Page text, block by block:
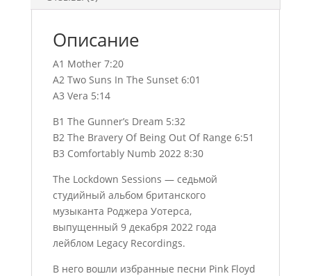
Описание
A1 Mother 7:20
A2 Two Suns In The Sunset 6:01
A3 Vera 5:14
B1 The Gunner’s Dream 5:32
B2 The Bravery Of Being Out Of Range 6:51
B3 Comfortably Numb 2022 8:30
The Lockdown Sessions — седьмой
студийный альбом британского
музыканта Роджера Уотерса,
выпущенный 9 декабря 2022 года
лейблом Legacy Recordings.
В него вошли избранные песни Pink Floyd